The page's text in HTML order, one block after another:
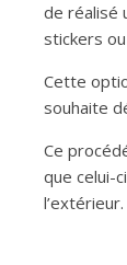
de réalisé
stickers
Cette
souhaite
Ce
que celui-
l’extérieur.